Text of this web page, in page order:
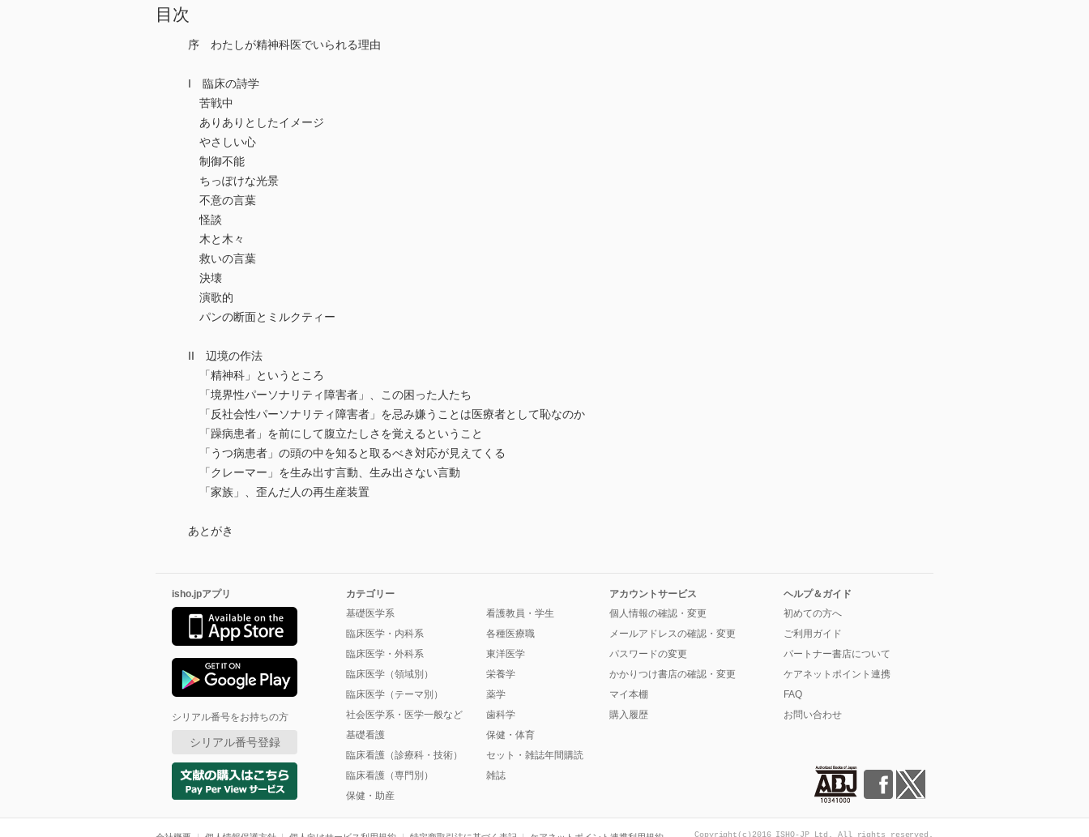
目次
序 わたしが精神科医でいられる理由
I 臨床の詩学
苦戦中
ありありとしたイメージ
やさしい心
制御不能
ちっぽけな光景
不意の言葉
怪談
木と木々
救いの言葉
決壊
演歌的
パンの断面とミルクティー
II 辺境の作法
「精神科」というところ
「境界性パーソナリティ障害者」、この困った人たち
「反社会性パーソナリティ障害者」を忌み嫌うことは医療者として恥なのか
「躁病患者」を前にして腹立たしさを覚えるということ
「うつ病患者」の頭の中を知ると取るべき対応が見えてくる
「クレーマー」を生み出す言動、生み出さない言動
「家族」、歪んだ人の再生産装置
あとがき
isho.jpアプリ
シリアル番号をお持ちの方
シリアル番号登録
カテゴリー
基礎医学系
臨床医学・内科系
臨床医学・外科系
臨床医学（領域別）
臨床医学（テーマ別）
社会医学系・医学一般など
基礎看護
臨床看護（診療科・技術）
臨床看護（専門別）
保健・助産
看護教員・学生
各種医療職
東洋医学
栄養学
薬学
歯科学
保健・体育
セット・雑誌年間購読
雑誌
アカウントサービス
個人情報の確認・変更
メールアドレスの確認・変更
パスワードの変更
かかりつけ書店の確認・変更
マイ本棚
購入履歴
ヘルプ＆ガイド
初めての方へ
ご利用ガイド
パートナー書店について
ケアネットポイント連携
FAQ
お問い合わせ
Copyright(c)2016 ISHO-JP Ltd. All rights reserved.